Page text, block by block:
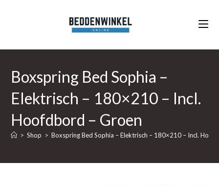
Boxspring Bed Sophia –
Elektrisch – 180×210 – Incl.
Hoofdbord – Groen
> Shop > Boxspring Bed Sophia – Elektrisch – 180×210 – Incl.